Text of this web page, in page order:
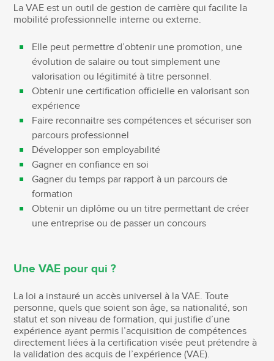
La VAE est un outil de gestion de carrière qui facilite la
mobilité professionnelle interne ou externe.
Elle peut permettre d’obtenir une promotion, une
évolution de salaire ou tout simplement une
valorisation ou légitimité à titre personnel.
Obtenir une certification officielle en valorisant son
expérience
Faire reconnaitre ses compétences et sécuriser son
parcours professionnel
Développer son employabilité
Gagner en confiance en soi
Gagner du temps par rapport à un parcours de
formation
Obtenir un diplôme ou un titre permettant de créer
une entreprise ou de passer un concours
Une VAE pour qui ?
La loi a instauré un accès universel à la VAE. Toute
personne, quels que soient son âge, sa nationalité, son
statut et son niveau de formation, qui justifie d’une
expérience ayant permis l’acquisition de compétences
directement liées à la certification visée peut prétendre à
la validation des acquis de l’expérience (VAE).